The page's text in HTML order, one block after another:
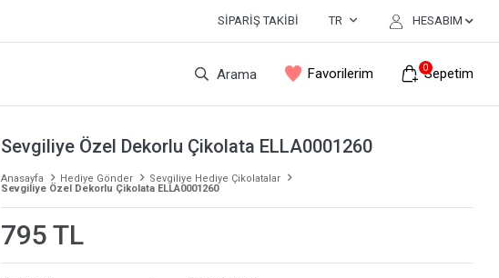
SIPARIŞ TAKIBI TR HESABIM
Arama Favorilerim Sepetim
0
Sevgiliye Özel Dekorlu Çikolata ELLA0001260
Anasayfa Hediye Gönder
Sevgiliye Hediye Çikolatalar
Sevgiliye Özel Dekorlu Çikolata ELLA0001260
795 TL